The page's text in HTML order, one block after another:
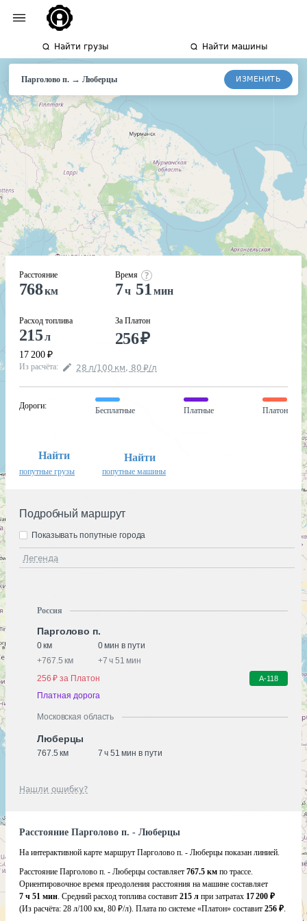
Найти грузы Найти машины
Парголово п.→ Люберцы ИЗМЕНИТЬ
Расстояние
768км
Расход топлива
215л
17 200 ₽
Время
7ч 51 мин
За Платон
256₽
Из расчёта: 28 л/100 км, 80 ₽/л
Дороги:
Бесплатные Платные Платон
Найти
попутные грузы
Найти
попутные машины
Подробный маршрут
Легенда
Показывать попутные города
Россия
Парголово п.
0 км
0 мин в пути
+767.5 км +7 ч 51 мин
256 ₽ за Платон
А-118
Платная дорога
Московская область
Люберцы
767.5 км 7 ч 51 мин в пути
Нашли ошибку?
Расстояние Парголово п. - Люберцы
На интерактивной карте маршрут Парголово п. - Люберцы показан линией.
Расстояние Парголово п. - Люберцы составляет 767.5 км по трассе.
Ориентировочное время преодоления расстояния на машине составляет
7 ч 51 мин. Средний расход топлива составит 215 л при затратах 17 200 ₽
(Из расчёта: 28 л/100 км, 80 ₽/л). Плата по системе «Платон» составит 256 ₽.